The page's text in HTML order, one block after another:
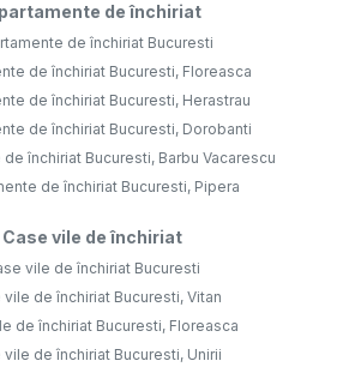
de închiriat
de închiriat Bucuresti
de închiriat Bucuresti, Floreasca
de închiriat Bucuresti, Herastrau
de închiriat Bucuresti, Dorobanti
închiriat Bucuresti, Barbu Vacarescu
de închiriat Bucuresti, Pipera
Case vile de închiriat
vile de închiriat Bucuresti
vile de închiriat Bucuresti, Vitan
de închiriat Bucuresti, Floreasca
vile de închiriat Bucuresti, Unirii